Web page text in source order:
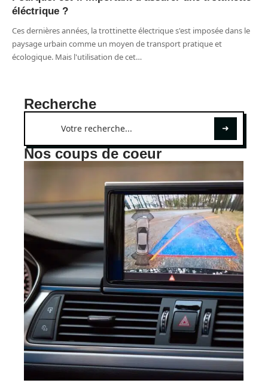
éléctrique ?
Ces dernières années, la trottinette électrique s'est imposée dans le
paysage urbain comme un moyen de transport pratique et
écologique. Mais l'utilisation de cet…
Recherche
Nos coups de coeur